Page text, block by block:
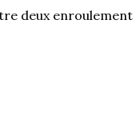
deux enroulement